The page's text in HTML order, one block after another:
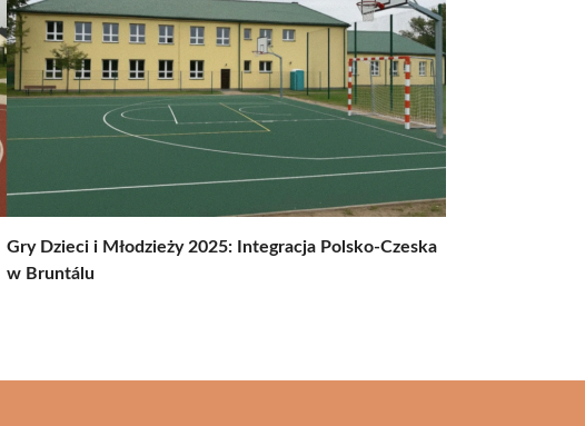
Gry Dzieci i Młodzieży 2025: Integracja Polsko-Czeska
w Bruntálu